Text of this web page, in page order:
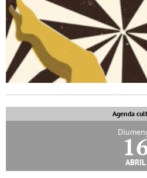
Agenda
abril